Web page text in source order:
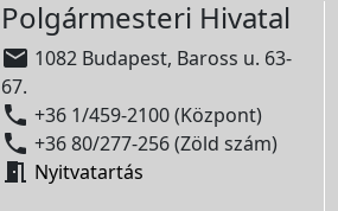
Polgármesteri Hivatal
 1082 Budapest, Baross u. 63-
67.
 +36 1/459-2100 (Központ)
 +36 80/277-256 (Zöld szám)
 Nyitvatartás